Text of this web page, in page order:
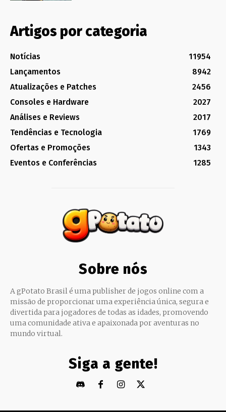
Artigos por categoria
Notícias
11954
Lançamentos
8942
Atualizações e Patches
2456
Consoles e Hardware
2027
Análises e Reviews
2017
Tendências e Tecnologia
1769
Ofertas e Promoções
1343
Eventos e Conferências
1285
Sobre nós
A gPotato Brasil é uma publisher de jogos online com a
missão de proporcionar uma experiência única, segura e
divertida para jogadores de todas as idades, promovendo
uma comunidade ativa e apaixonada por aventuras no
mundo virtual.
Siga a gente!